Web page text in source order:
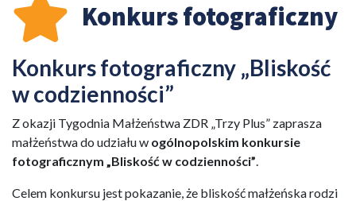
Konkurs fotograficzny
Konkurs fotograficzny „Bliskość
w codzienności”
Z okazji Tygodnia Małżeństwa ZDR „Trzy Plus” zaprasza
małżeństwa do udziału w ogólnopolskim konkursie
fotograficznym „Bliskość w codzienności”.
Celem konkursu jest pokazanie, że bliskość małżeńska rodzi